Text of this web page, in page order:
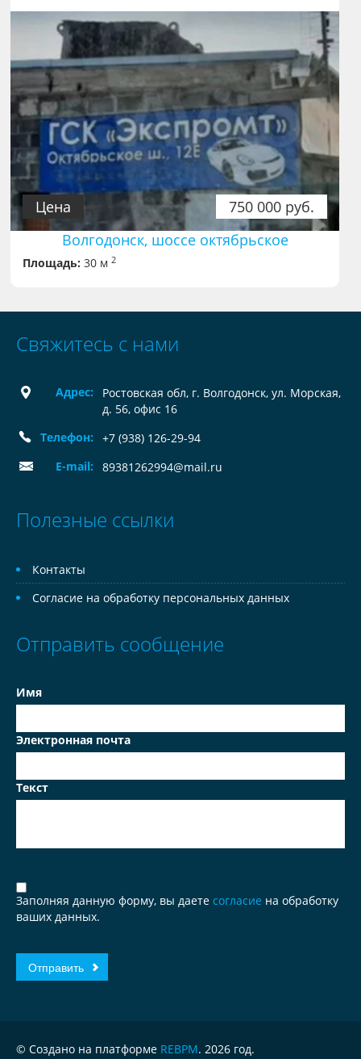
750 000 руб.
Цена
Волгодонск, шоссе октябрьское
Площадь: 30 м2
Свяжитесь с нами
Адрес:
Ростовская обл, г. Волгодонск, ул. Морская,
д. 56, офис 16
Телефон:
+7 (938) 126-29-94
E-mail:
89381262994@mail.ru
Полезные ссылки
Контакты
Согласие на обработку персональных данных
Отправить сообщение
Имя
Электронная почта
Текст
Заполняя данную форму, вы даете согласие на обработку
ваших данных.
© Создано на платформе REBPM. 2026 год.